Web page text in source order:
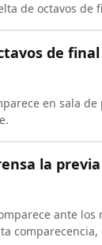
de octavos de
de
en sala
la
ante